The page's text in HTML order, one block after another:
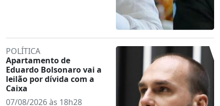
POLÍTICA
Apartamento de
Eduardo Bolsonaro vai a
leilão por dívida com a
Caixa
07/08/2026 às 18h28